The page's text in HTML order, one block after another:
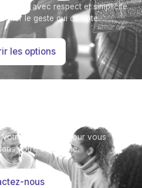
avec respect et simplicité
le geste qui compte.
les options
votre disposition pour vous
votre démarche.
nous